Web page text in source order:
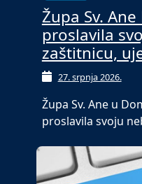
Župa Sv.
proslavila
zaštitnicu,
27. srpnja 2026.
Župa Sv. Ane u
proslavila svoju